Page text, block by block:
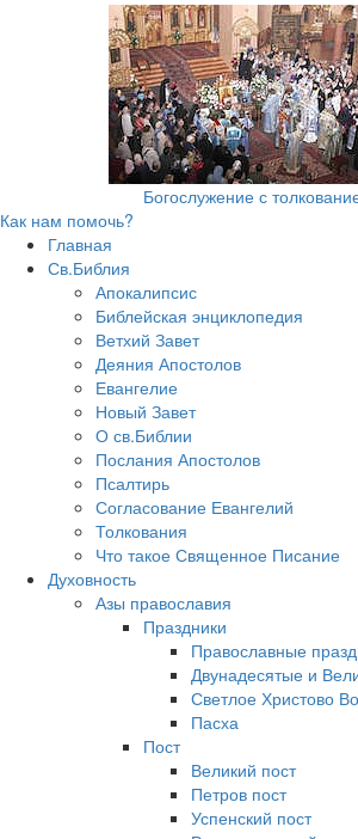
Богослужение с
Как нам помочь?
Главная
Св.Библия
Апокалипсис
Библейская энциклопедия
Ветхий Завет
Деяния Апостолов
Евангелие
Новый Завет
О св.Библии
Послания Апостолов
Псалтирь
Согласование Евангелий
Толкования
Что такое Священное Писание
Духовность
Азы православия
Праздники
Православные
Двунадесятые и
Светлое Христово
Пасха
Пост
Великий пост
Петров пост
Успенский пост